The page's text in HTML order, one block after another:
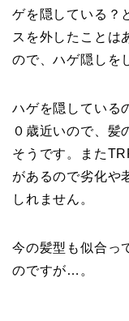
ゲを隠している？
スを外したことは
ので、ハゲ隠しを
ハゲを隠している
０歳近いので、髪
そうです。また
があるので劣化や
しれません。
今の髪型も似合っ
のですが…。